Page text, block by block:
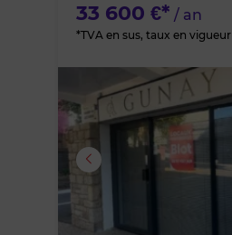
33 600 €* / an
*TVA en sus, taux en vigueur